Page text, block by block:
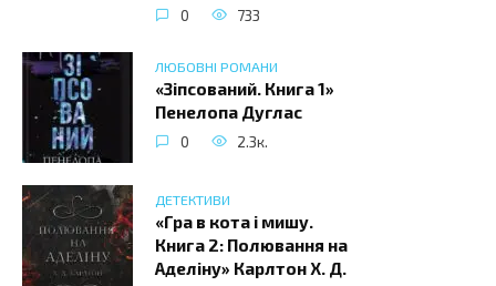
0 733
ЛЮБОВНІ РОМАНИ
«Зіпсований. Книга 1»
Пенелопа Дуглас
0 2.3к.
ДЕТЕКТИВИ
«Гра в кота і мишу.
Книга 2: Полювання на
Аделіну» Карлтон Х. Д.